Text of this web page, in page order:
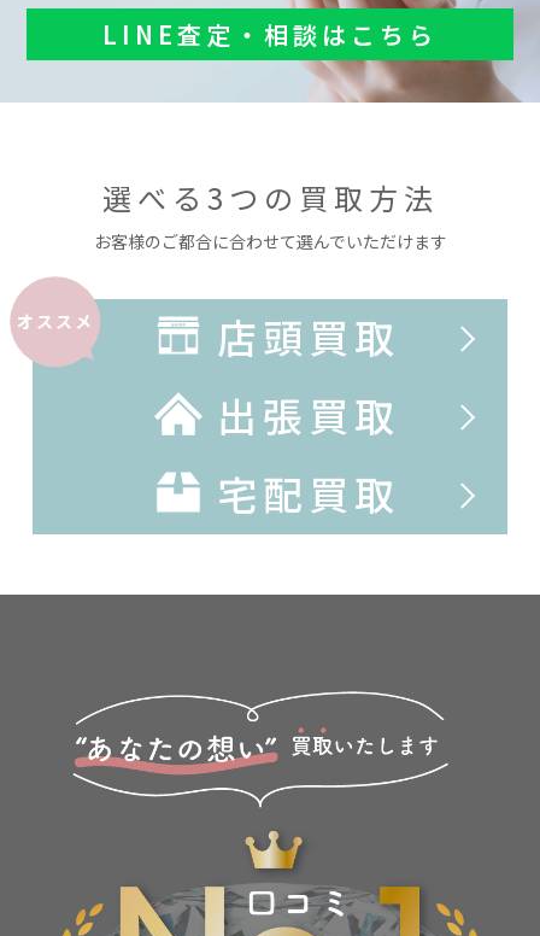
LINE査定・相談はこちら
選べる3つの買取方法
お客様のご都合に合わせて選んでいただけます
オススメ
店頭買取
出張買取
宅配買取